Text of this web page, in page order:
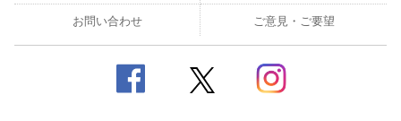
お問い合わせ ご意見・ご要望